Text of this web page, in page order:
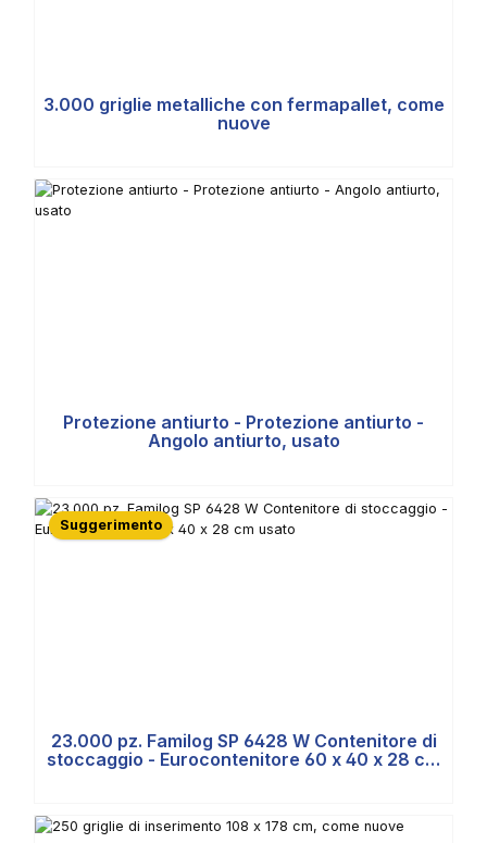
3.000 griglie metalliche con fermapallet, come
nuove
Protezione antiurto - Protezione antiurto -
Angolo antiurto, usato
Suggerimento
23.000 pz. Familog SP 6428 W Contenitore di
stoccaggio - Eurocontenitore 60 x 40 x 28 cm